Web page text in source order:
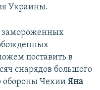
Украины.
замороженных
поставить в
снарядов большого
обороны Чехии Яна